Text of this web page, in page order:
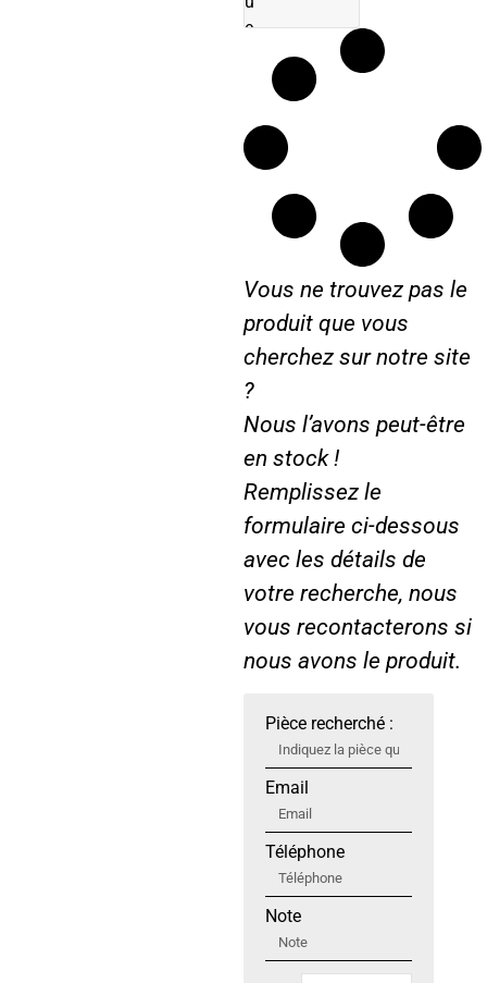
e
E
I
8
C
S
6
3
…
Vous ne trouvez pas le
produit que vous
cherchez sur notre site
?
Nous l’avons peut-être
en stock !
Remplissez le
formulaire ci-dessous
avec les détails de
votre recherche, nous
vous recontacterons si
nous avons le produit.
Pièce recherché :
Email
Téléphone
Note